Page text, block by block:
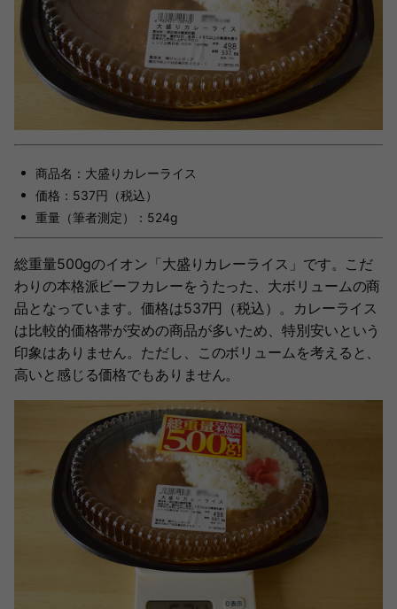
商品名：大盛りカレーライス
価格：537円（税込）
重量（筆者測定）：524g
総重量500gのイオン「大盛りカレーライス」です。こだ
わりの本格派ビーフカレーをうたった、大ボリュームの商
品となっています。価格は537円（税込）。カレーライス
は比較的価格帯が安めの商品が多いため、特別安いという
印象はありません。ただし、このボリュームを考えると、
高いと感じる価格でもありません。